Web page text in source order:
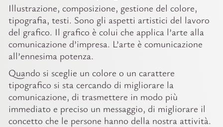
Illustrazione, composizione, gestione del colore,
tipografia, testi. Sono gli aspetti artistici del lavoro
del grafico. Il grafico è colui che applica l’arte alla
comunicazione d’impresa. L’arte è comunicazione
all’ennesima potenza.
Quando si sceglie un colore o un carattere
tipografico si sta cercando di migliorare la
comunicazione, di trasmettere in modo più
immediato e preciso un messaggio, di migliorare il
concetto che le persone hanno della nostra attività.